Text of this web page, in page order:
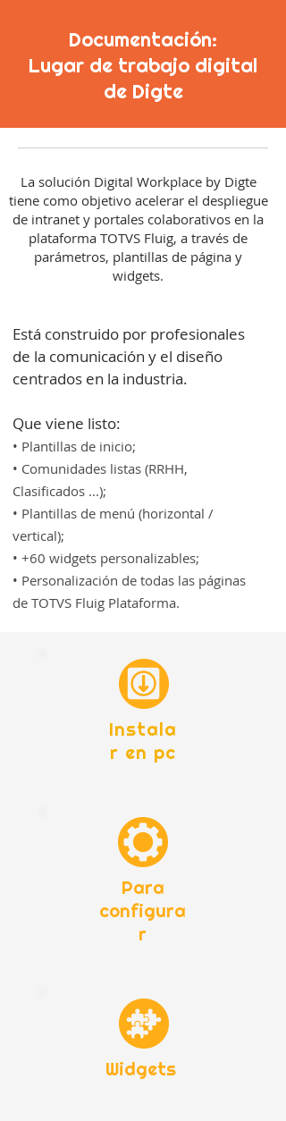
Documentación:
Lugar de trabajo digital
de Digte
La solución Digital Workplace by Digte
tiene como objetivo acelerar el despliegue
de intranet y portales colaborativos en la
plataforma TOTVS Fluig, a través de
parámetros, plantillas de página y
widgets.
Está construido por profesionales
de la comunicación y el diseño
centrados en la industria.
Que viene listo:
• Plantillas de inicio;
• Comunidades listas (RRHH,
Clasificados ...);
• Plantillas de menú (horizontal /
vertical);
• +60 widgets personalizables;
• Personalización de todas las páginas
de TOTVS Fluig Plataforma.
Instala
r en pc
Para
configura
r
Widgets